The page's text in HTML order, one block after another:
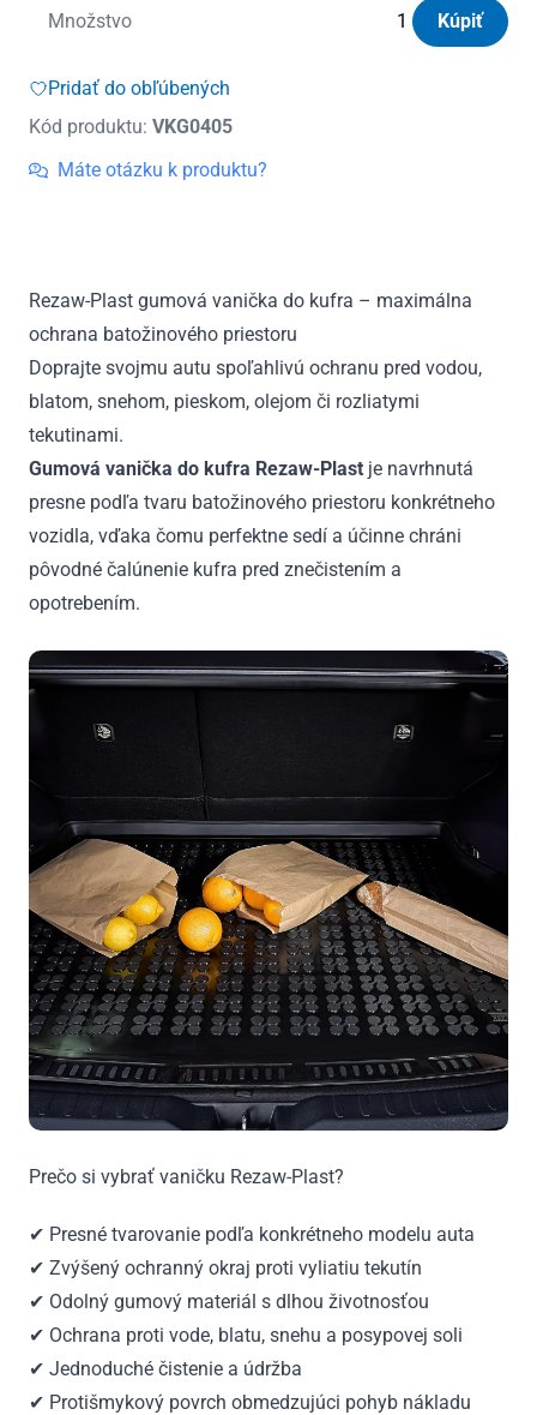
Množstvo
množstvo
do
gumová
Opel
Kúpiť
Pridať do obľúbených
Kód produktu: VKG0405
Máte otázku k produktu?
Rezaw-Plast gumová vanička do kufra – maximálna
ochrana batožinového priestoru
Doprajte svojmu autu spoľahlivú ochranu pred vodou,
blatom, snehom, pieskom, olejom či rozliatymi
tekutinami.
Gumová vanička do kufra Rezaw-Plast je navrhnutá
presne podľa tvaru batožinového priestoru konkrétneho
vozidla, vďaka čomu perfektne sedí a účinne chráni
pôvodné čalúnenie kufra pred znečistením a
opotrebením.
Prečo si vybrať vaničku Rezaw-Plast?
✔ Presné tvarovanie podľa konkrétneho modelu auta
✔ Zvýšený ochranný okraj proti vyliatiu tekutín
✔ Odolný gumový materiál s dlhou životnosťou
✔ Ochrana proti vode, blatu, snehu a posypovej soli
✔ Jednoduché čistenie a údržba
✔ Protišmykový povrch obmedzujúci pohyb nákladu